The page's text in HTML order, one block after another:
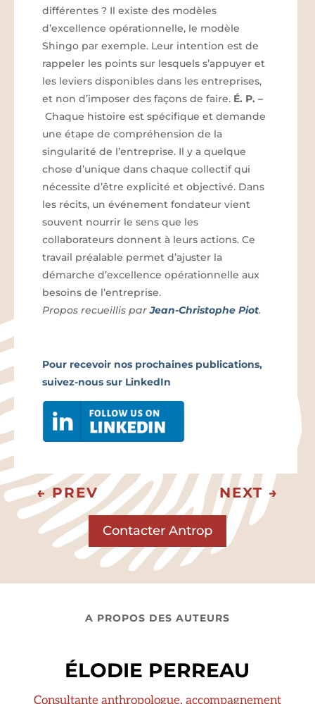
différentes ? Il existe des modèles
d’excellence opérationnelle, le modèle
Shingo par exemple. Leur intention est de
rappeler les points sur lesquels s’appuyer et
les leviers disponibles dans les entreprises,
et non d’imposer des façons de faire. É. P. –
Chaque histoire est spécifique et demande
une étape de compréhension de la
singularité de l’entreprise. Il y a quelque
chose d’unique dans chaque collectif qui
nécessite d’être explicité et objectivé. Dans
les récits, un événement fondateur vient
souvent nourrir le sens que les
collaborateurs donnent à leurs actions. Ce
travail préalable permet d’ajuster la
démarche d’excellence opérationnelle aux
besoins de l’entreprise.
Propos recueillis parJean-Christophe Piot.
Pour recevoir nos prochaines publications,
suivez-nous sur LinkedIn
←PREV NEXT →
Contacter Antrop
A PROPOS DES AUTEURS
ÉLODIE PERREAU
Consultante anthropologue, accompagnement